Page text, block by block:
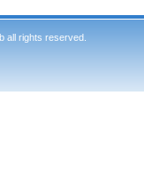
all rights reserved.